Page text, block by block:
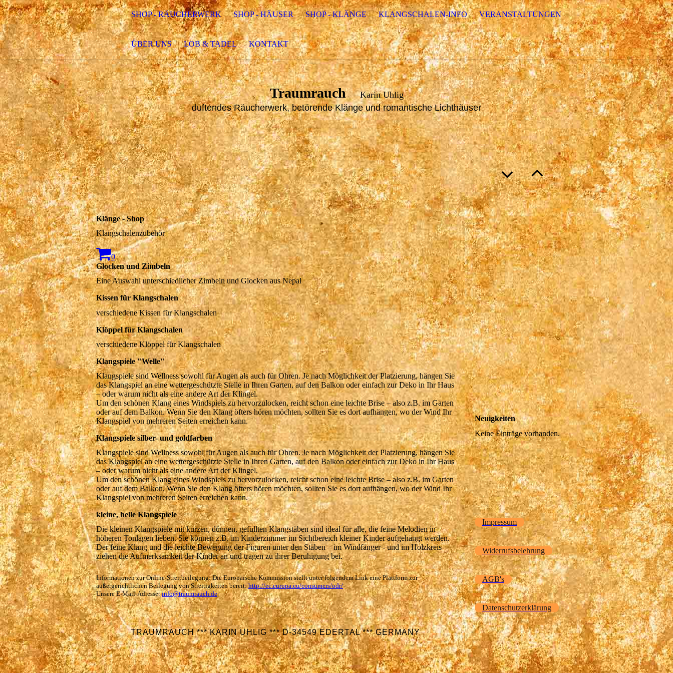
SHOP - RÄUCHERWERK SHOP - HÄUSER SHOP - KLÄNGE KLANGSCHALEN-INFO VERANSTALTUNGEN
ÜBER UNS LOB & TADEL KONTAKT
Traumrauch
Karin Uhlig
duftendes Räucherwerk, betörende Klänge und romantische Lichthäuser
Klänge - Shop
Klangschalenzubehör
0
Glocken und Zimbeln
Eine Auswahl unterschiedlicher Zimbeln und Glocken aus Nepal
Kissen für Klangschalen
verschiedene Kissen für Klangschalen
Klöppel für Klangschalen
verschiedene Klöppel für Klangschalen
Klangspiele "Welle"
Klangspiele sind Wellness sowohl für Augen als auch für Ohren. Je nach Möglichkeit der Platzierung, hängen Sie
das Klangspiel an eine wettergeschützte Stelle in Ihren Garten, auf den Balkon oder einfach zur Deko in Ihr Haus
– oder warum nicht als eine andere Art der Klingel.
Um den schönen Klang eines Windspiels zu hervorzulocken, reicht schon eine leichte Brise – also z.B. im Garten
oder auf dem Balkon. Wenn Sie den Klang öfters hören möchten, sollten Sie es dort aufhängen, wo der Wind Ihr
Klangspiele silber- und goldfarben
Klangspiele sind Wellness sowohl für Augen als auch für Ohren. Je nach Möglichkeit der Platzierung, hängen Sie
das Klangspiel an eine wettergeschützte Stelle in Ihren Garten, auf den Balkon oder einfach zur Deko in Ihr Haus
– oder warum nicht als eine andere Art der Klingel.
Um den schönen Klang eines Windspiels zu hervorzulocken, reicht schon eine leichte Brise – also z.B. im Garten
oder auf dem Balkon. Wenn Sie den Klang öfters hören möchten, sollten Sie es dort aufhängen, wo der Wind Ihr
kleine, helle Klangspiele
Die kleinen Klangspiele mit kurzen, dünnen, gefüllten Klangstäben sind ideal für alle, die feine Melodien in
höheren Tonlagen lieben. Sie können z.B. im Kinderzimmer im Sichtbereich kleiner Kinder aufgehängt werden.
Der feine Klang und die leichte Bewegung der Figuren unter den Stäben – im Windfänger - und im Holzkreis
Informationen zur Online-Streitbeilegung: Die Europäische Kommission stellt unter folgendem Link eine Plattform zur
außergerichtlichen Beilegung von Streitigkeiten bereit:http://ec.europa.eu/consumers/odr/
Unsere E-Mail-Adresse:info@traumrauch.de
TRAUMRAUCH *** KARIN UHLIG *** D-34549 EDERTAL *** GERMANY
Neuigkeiten
Keine Einträge vorhanden.
Impressum
Widerrufsbelehrung
AGB's
Datenschutzerklärung